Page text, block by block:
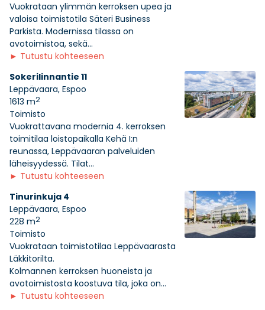
Vuokrataan ylimmän kerroksen upea ja
valoisa toimistotila Säteri Business
Parkista. Modernissa tilassa on
avotoimistoa, sekä...
► Tutustu kohteeseen
Sokerilinnantie 11
Leppävaara, Espoo
1613 m2
Toimisto
Vuokrattavana modernia 4. kerroksen
toimitilaa loistopaikalla Kehä I:n
reunassa, Leppävaaran palveluiden
läheisyydessä. Tilat...
► Tutustu kohteeseen
Tinurinkuja 4
Leppävaara, Espoo
228 m2
Toimisto
Vuokrataan toimistotilaa Leppävaarasta
Läkkitorilta.
Kolmannen kerroksen huoneista ja
avotoimistosta koostuva tila, joka on...
► Tutustu kohteeseen